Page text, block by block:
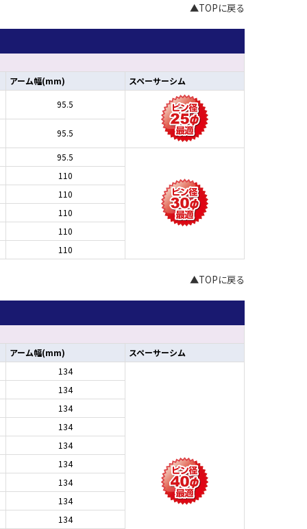
▲TOPに戻る
アーム幅(mm)
スペーサーシム
95.5
95.5
95.5
110
110
110
110
110
▲TOPに戻る
アーム幅(mm)
スペーサーシム
134
134
134
134
134
134
134
134
134